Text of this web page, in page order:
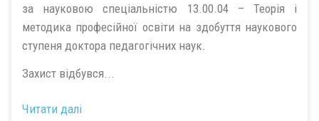
за науковою спеціальністю 13.00.04 – Теорія і
методика професійної освіти на здобуття наукового
ступеня доктора педагогічних наук.
Захист відбувся...
Читати далі